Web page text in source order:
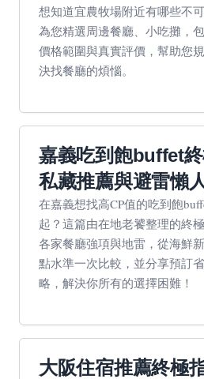
想知道宜農牧場附近有哪些不
為您精選周邊餐廳、小吃攤，
價格範圍與真實評價，幫助您
決找餐廳的煩惱。
嘉義吃到飽buffet
私藏推薦與避雷懶
在嘉義想找高CP值的吃到飽
起？這篇由在地老饕整理的終
各家餐廳強項與地雷，從海鮮
點水準一次比較，並分享預訂
略，解決你所有的選擇困難！
大阪住宿推薦終極